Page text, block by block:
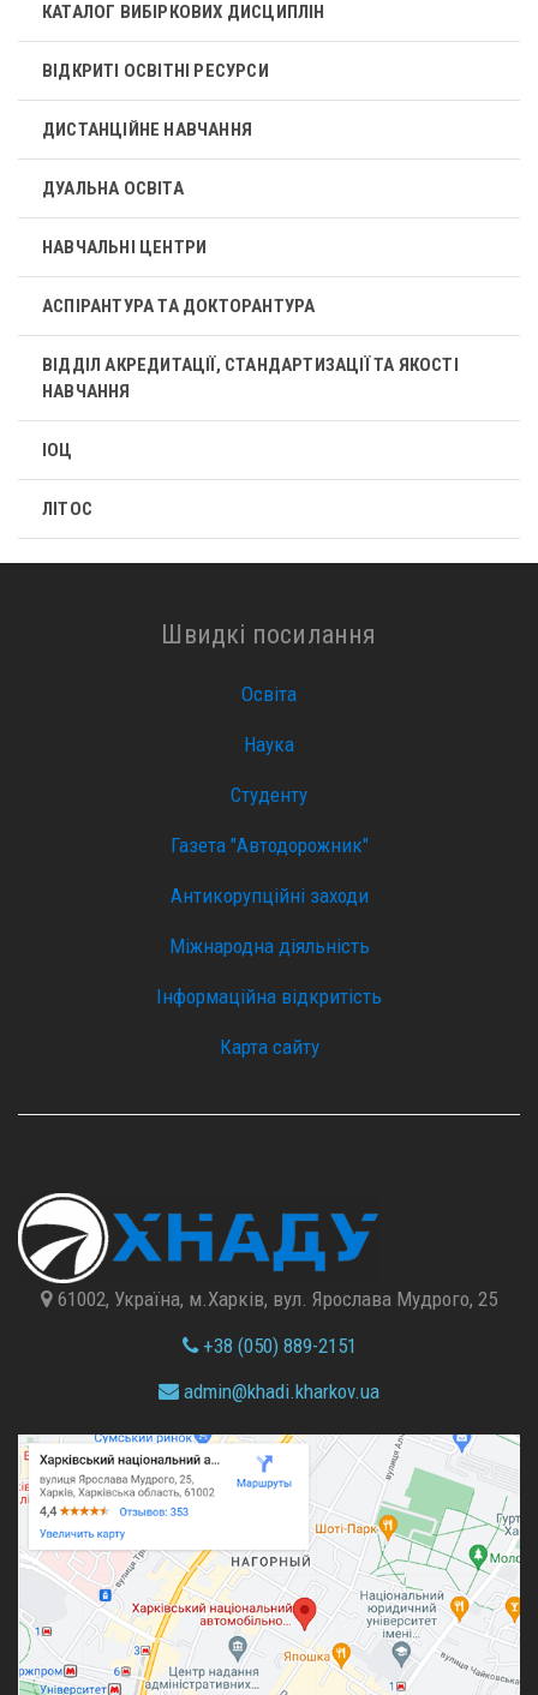
КАТАЛОГ ВИБІРКОВИХ ДИСЦИПЛІН
ВІДКРИТІ ОСВІТНІ РЕСУРСИ
ДИСТАНЦІЙНЕ НАВЧАННЯ
ДУАЛЬНА ОСВІТА
НАВЧАЛЬНІ ЦЕНТРИ
АСПІРАНТУРА ТА ДОКТОРАНТУРА
ВІДДІЛ АКРЕДИТАЦІЇ, СТАНДАРТИЗАЦІЇ ТА ЯКОСТІ
НАВЧАННЯ
ІОЦ
ЛІТОС
Швидкі посилання
Освіта
Наука
Студенту
Газета "Автодорожник"
Антикорупційні заходи
Міжнародна діяльність
Інформаційна відкритість
Карта сайту
61002, Україна, м.Харків, вул. Ярослава Мудрого, 25
+38 (050) 889-2151
admin@khadi.kharkov.ua